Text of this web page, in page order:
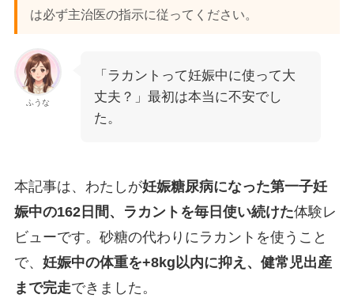
は必ず主治医の指示に従ってください。
ふうな
「ラカントって妊娠中に使って大
丈夫？」最初は本当に不安でし
た。
本記事は、わたしが妊娠糖尿病になった第一子妊
娠中の162日間、ラカントを毎日使い続けた体験レ
ビューです。砂糖の代わりにラカントを使うこと
で、 妊娠中の体重を+8kg以内に抑え、健常児出産
まで完走できました。